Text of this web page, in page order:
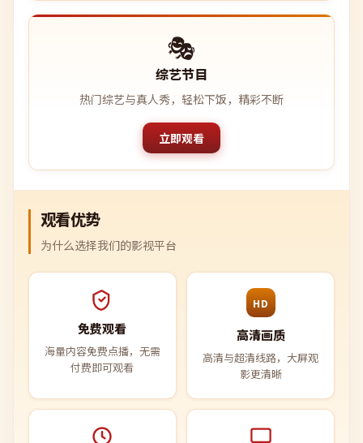
🎭
综艺节目
热门综艺与真人秀，轻松下饭，精彩不断
立即观看
观看优势
为什么选择我们的影视平台
免费观看
海量内容免费点播，无需
付费即可观看
HD
高清画质
高清与超清线路，大屏观
影更清晰